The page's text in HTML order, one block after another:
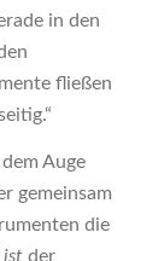
in den
fließen
Auge
gemeinsam
die
istder